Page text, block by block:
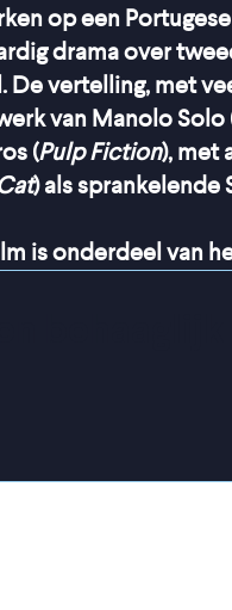
op een Portugese
drama over
De vertelling, met
van Manolo Solo
(Pulp Fiction), met
) als sprankelende
is onderdeel van
is een timide